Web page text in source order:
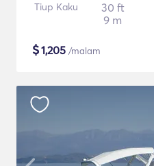
Tiup Kaku
30 ft
9 m
$1,205 /malam